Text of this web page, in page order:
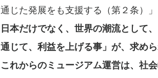
通じた発展をも支援する（第２条）
日本だけでなく、世界の潮流として
通じて、利益を上げる事」が、求めら
これからのミュージアム運営は、社